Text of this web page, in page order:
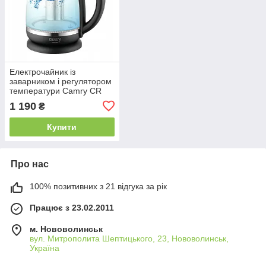
Електрочайник із
заварником і регулятором
температури Camry CR
1 190 ₴
Купити
Про нас
100% позитивних з 21 відгука за рік
Працює з 23.02.2011
м. Нововолинськ
вул. Митрополита Шептицького, 23, Нововолинськ,
Україна